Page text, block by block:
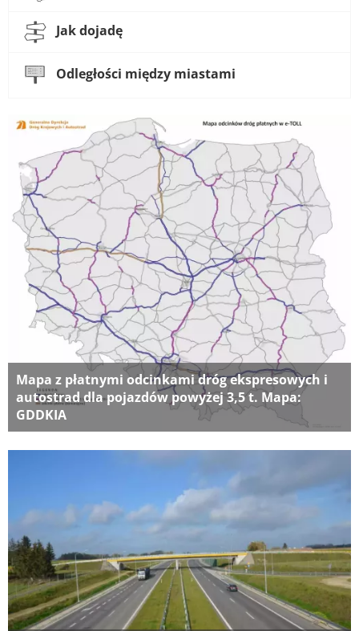
Jak dojadę
Odległości między miastami
Mapa z płatnymi odcinkami dróg ekspresowych i
autostrad dla pojazdów powyżej 3,5 t. Mapa:
GDDKIA